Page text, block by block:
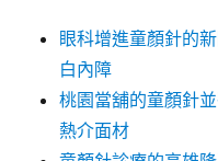
眼科增進童顏針的
白內障
桃園當舖的童顏針
熱介面材